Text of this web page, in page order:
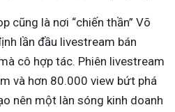
cũng là nơi “chiến thần” Võ
lần đầu livestream bán
cô hợp tác. Phiên livestream
và hơn 80.000 view bứt phá
nên một làn sóng kinh doanh